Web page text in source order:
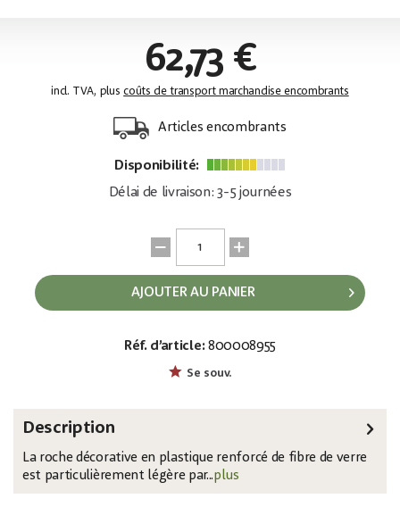
62,73 €
incl. TVA, pluscoûts de transport marchandise encombrants
Articles encombrants
Disponibilité:
Délai de livraison: 3-5 journées
AJOUTER AU PANIER
Réf. d’article: 800008955
Se souv.
Description
La roche décorative en plastique renforcé de fibre de verre
est particulièrement légère par...plus